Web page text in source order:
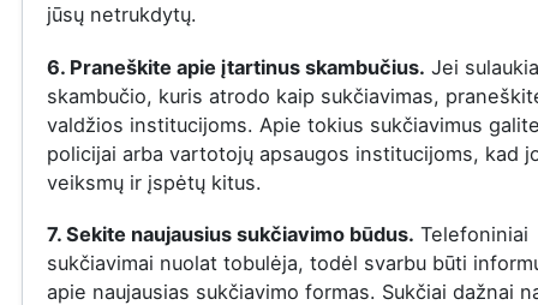
jūsų netrukdytų.
6. Praneškite apie įtartinus skambučius. Jei
skambučio, kuris atrodo kaip sukčiavimas,
valdžios institucijoms. Apie tokius sukčiavimus
policijai arba vartotojų apsaugos institucijoms, kad
veiksmų ir įspėtų kitus.
7. Sekite naujausius sukčiavimo būdus. Telefoniniai
sukčiavimai nuolat tobulėja, todėl svarbu būti
apie naujausias sukčiavimo formas. Sukčiai dažnai